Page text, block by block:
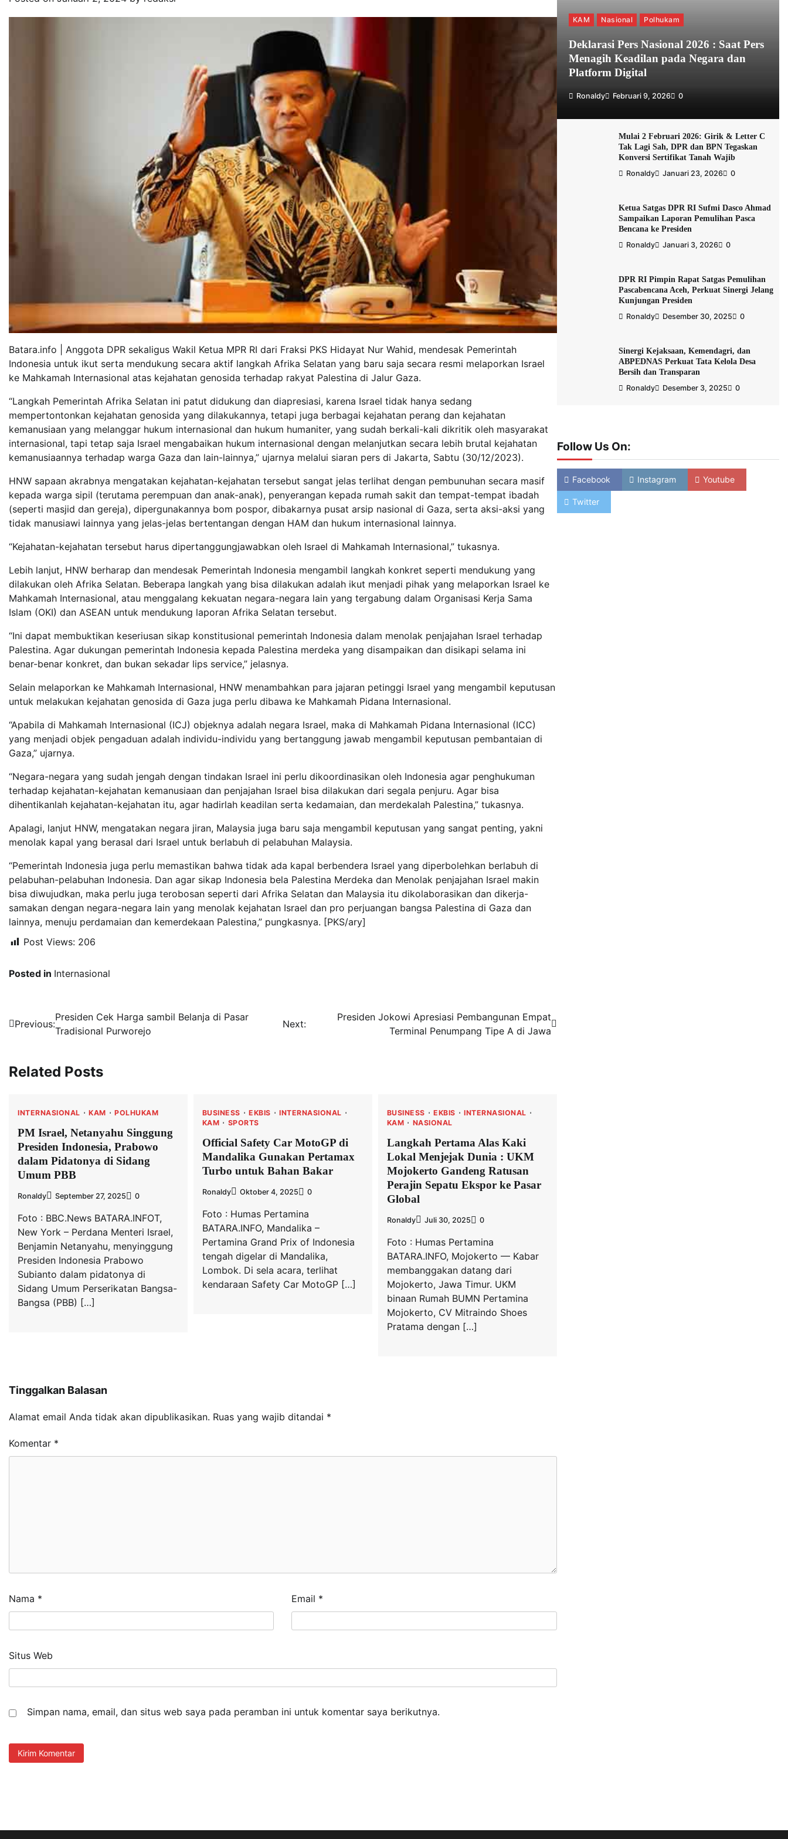
Batara.info | Anggota DPR sekaligus Wakil Ketua MPR RI dari Fraksi PKS Hidayat Nur Wahid, mendesak Pemerintah
Indonesia untuk ikut serta mendukung secara aktif langkah Afrika Selatan yang baru saja secara resmi melaporkan Israel
ke Mahkamah Internasional atas kejahatan genosida terhadap rakyat Palestina di Jalur Gaza.
“Langkah Pemerintah Afrika Selatan ini patut didukung dan diapresiasi, karena Israel tidak hanya sedang
mempertontonkan kejahatan genosida yang dilakukannya, tetapi juga berbagai kejahatan perang dan kejahatan
kemanusiaan yang melanggar hukum internasional dan hukum humaniter, yang sudah berkali-kali dikritik oleh masyarakat
internasional, tapi tetap saja Israel mengabaikan hukum internasional dengan melanjutkan secara lebih brutal kejahatan
kemanusiaannya terhadap warga Gaza dan lain-lainnya,” ujarnya melalui siaran pers di Jakarta, Sabtu (30/12/2023).
HNW sapaan akrabnya mengatakan kejahatan-kejahatan tersebut sangat jelas terlihat dengan pembunuhan secara masif
kepada warga sipil (terutama perempuan dan anak-anak), penyerangan kepada rumah sakit dan tempat-tempat ibadah
(seperti masjid dan gereja), dipergunakannya bom pospor, dibakarnya pusat arsip nasional di Gaza, serta aksi-aksi yang
tidak manusiawi lainnya yang jelas-jelas bertentangan dengan HAM dan hukum internasional lainnya.
“Kejahatan-kejahatan tersebut harus dipertanggungjawabkan oleh Israel di Mahkamah Internasional,” tukasnya.
Lebih lanjut, HNW berharap dan mendesak Pemerintah Indonesia mengambil langkah konkret seperti mendukung yang
dilakukan oleh Afrika Selatan. Beberapa langkah yang bisa dilakukan adalah ikut menjadi pihak yang melaporkan Israel ke
Mahkamah Internasional, atau menggalang kekuatan negara-negara lain yang tergabung dalam Organisasi Kerja Sama
Islam (OKI) dan ASEAN untuk mendukung laporan Afrika Selatan tersebut.
“Ini dapat membuktikan keseriusan sikap konstitusional pemerintah Indonesia dalam menolak penjajahan Israel terhadap
Palestina. Agar dukungan pemerintah Indonesia kepada Palestina merdeka yang disampaikan dan disikapi selama ini
benar-benar konkret, dan bukan sekadar lips service,” jelasnya.
Selain melaporkan ke Mahkamah Internasional, HNW menambahkan para jajaran petinggi Israel yang mengambil keputusan
untuk melakukan kejahatan genosida di Gaza juga perlu dibawa ke Mahkamah Pidana Internasional.
“Apabila di Mahkamah Internasional (ICJ) objeknya adalah negara Israel, maka di Mahkamah Pidana Internasional (ICC)
yang menjadi objek pengaduan adalah individu-individu yang bertanggung jawab mengambil keputusan pembantaian di
Gaza,” ujarnya.
“Negara-negara yang sudah jengah dengan tindakan Israel ini perlu dikoordinasikan oleh Indonesia agar penghukuman
terhadap kejahatan-kejahatan kemanusiaan dan penjajahan Israel bisa dilakukan dari segala penjuru. Agar bisa
dihentikanlah kejahatan-kejahatan itu, agar hadirlah keadilan serta kedamaian, dan merdekalah Palestina,” tukasnya.
Apalagi, lanjut HNW, mengatakan negara jiran, Malaysia juga baru saja mengambil keputusan yang sangat penting, yakni
menolak kapal yang berasal dari Israel untuk berlabuh di pelabuhan Malaysia.
“Pemerintah Indonesia juga perlu memastikan bahwa tidak ada kapal berbendera Israel yang diperbolehkan berlabuh di
pelabuhan-pelabuhan Indonesia. Dan agar sikap Indonesia bela Palestina Merdeka dan Menolak penjajahan Israel makin
bisa diwujudkan, maka perlu juga terobosan seperti dari Afrika Selatan dan Malaysia itu dikolaborasikan dan dikerja-
samakan dengan negara-negara lain yang menolak kejahatan Israel dan pro perjuangan bangsa Palestina di Gaza dan
lainnya, menuju perdamaian dan kemerdekaan Palestina,” pungkasnya. [PKS/ary]
Post Views: 206
Posted in Internasional
Navigasi
Previous:
Presiden Cek Harga sambil Belanja di Pasar
Tradisional Purworejo
Next:
Presiden Jokowi Apresiasi Pembangunan Empat
Terminal Penumpang Tipe A di Jawa
Related Posts
INTERNASIONAL KAM POLHUKAM
PM Israel, Netanyahu Singgung
Presiden Indonesia, Prabowo
dalam Pidatonya di Sidang
Umum PBB
Ronaldy September 27, 2025 0
Foto : BBC.News BATARA.INFOT,
New York – Perdana Menteri Israel,
Benjamin Netanyahu, menyinggung
Presiden Indonesia Prabowo
Subianto dalam pidatonya di
Sidang Umum Perserikatan Bangsa-
Bangsa (PBB) […]
BUSINESS EKBIS
INTERNASIONAL
KAM
SPORTS
Official Safety Car MotoGP di
Mandalika Gunakan Pertamax
Turbo untuk Bahan Bakar
Ronaldy Oktober 4, 2025 0
Foto : Humas Pertamina
BATARA.INFO, Mandalika –
Pertamina Grand Prix of Indonesia
tengah digelar di Mandalika,
Lombok. Di sela acara, terlihat
kendaraan Safety Car MotoGP […]
BUSINESS EKBIS
INTERNASIONAL
KAM
NASIONAL
Langkah Pertama Alas Kaki
Lokal Menjejak Dunia : UKM
Mojokerto Gandeng Ratusan
Perajin Sepatu Ekspor ke Pasar
Global
Ronaldy Juli 30, 2025 0
Foto : Humas Pertamina
BATARA.INFO, Mojokerto — Kabar
membanggakan datang dari
Mojokerto, Jawa Timur. UKM
binaan Rumah BUMN Pertamina
Mojokerto, CV Mitraindo Shoes
Pratama dengan […]
Tinggalkan Balasan
Alamat email Anda tidak akan dipublikasikan. Ruas yang wajib ditandai *
Komentar *
Nama * Email *
Situs Web
Simpan nama, email, dan situs web saya pada peramban ini untuk komentar saya berikutnya.
KAM Nasional Polhukam
Deklarasi Pers Nasional 2026 : Saat Pers
Menagih Keadilan pada Negara dan
Platform Digital
Ronaldy Februari 9, 2026 0
Mulai 2 Februari 2026: Girik & Letter C
Tak Lagi Sah, DPR dan BPN Tegaskan
Konversi Sertifikat Tanah Wajib
Ronaldy Januari 23, 2026 0
Ketua Satgas DPR RI Sufmi Dasco Ahmad
Sampaikan Laporan Pemulihan Pasca
Bencana ke Presiden
Ronaldy Januari 3, 2026 0
DPR RI Pimpin Rapat Satgas Pemulihan
Pascabencana Aceh, Perkuat Sinergi Jelang
Kunjungan Presiden
Ronaldy Desember 30, 2025 0
Sinergi Kejaksaan, Kemendagri, dan
ABPEDNAS Perkuat Tata Kelola Desa
Bersih dan Transparan
Ronaldy Desember 3, 2025 0
Follow Us On:
Facebook Instagram Youtube
Twitter